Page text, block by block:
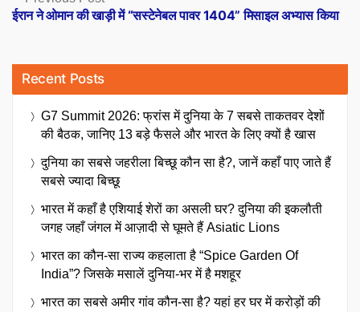
post:
ईरान ने ओमान की खाड़ी में “सस्टेनेबल पावर 1404” मिसाइल अभ्यास किया
Recent Posts
G7 Summit 2026: फ्रांस में दुनिया के 7 सबसे ताकतवर देशों
की बैठक, जानिए 13 बड़े फैसले और भारत के लिए क्यों है खास
दुनिया का सबसे जहरीला बिच्छू कौन सा है?, जानें कहाँ पाए जाते हैं
सबसे ज्यादा बिच्छू
भारत में कहाँ है एशियाई शेरों का असली घर? दुनिया की इकलौती
जगह जहाँ जंगल में आज़ादी से घूमते हैं Asiatic Lions
भारत का कौन-सा राज्य कहलाता है “Spice Garden Of
India”? जिसके मसालें दुनिया-भर में है मशहूर
भारत का सबसे अमीर गांव कौन-सा है? यहां हर घर में करोड़ों की